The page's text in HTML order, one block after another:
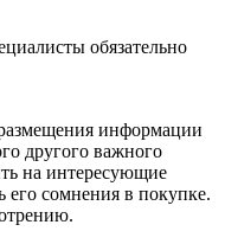
обязательно
информации
другого важного
на интересующие
его сомнения в покупке.